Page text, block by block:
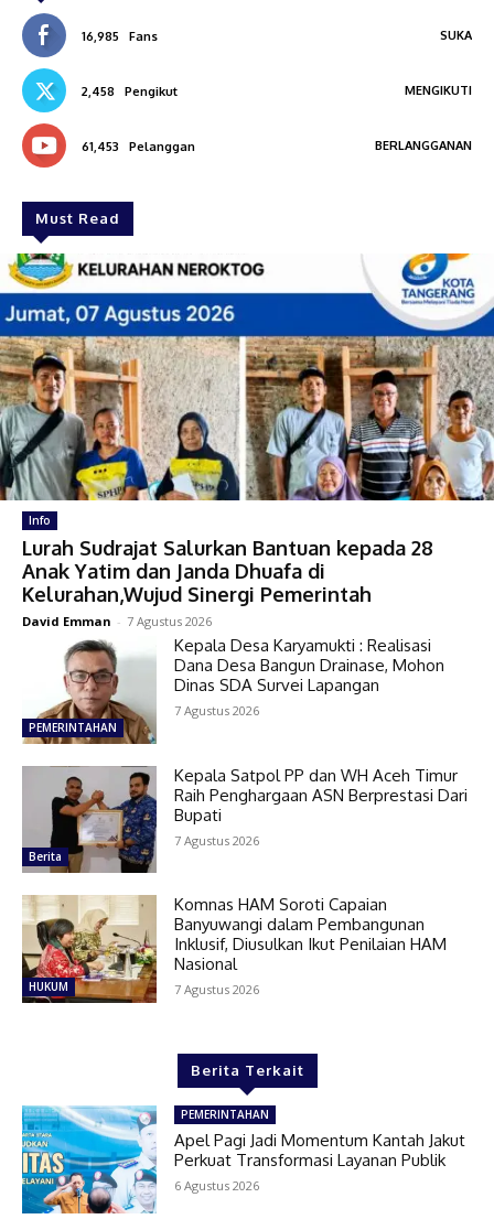
16,985 Fans SUKA
2,458 Pengikut MENGIKUTI
61,453 Pelanggan BERLANGGANAN
Must Read
Info
Lurah Sudrajat Salurkan Bantuan kepada 28
Anak Yatim dan Janda Dhuafa di
Kelurahan,Wujud Sinergi Pemerintah
David Emman - 7 Agustus 2026
PEMERINTAHAN
Kepala Desa Karyamukti : Realisasi
Dana Desa Bangun Drainase, Mohon
Dinas SDA Survei Lapangan
7 Agustus 2026
Berita
Kepala Satpol PP dan WH Aceh Timur
Raih Penghargaan ASN Berprestasi Dari
Bupati
7 Agustus 2026
HUKUM
Komnas HAM Soroti Capaian
Banyuwangi dalam Pembangunan
Inklusif, Diusulkan Ikut Penilaian HAM
Nasional
7 Agustus 2026
Berita Terkait
PEMERINTAHAN
Apel Pagi Jadi Momentum Kantah Jakut
Perkuat Transformasi Layanan Publik
6 Agustus 2026